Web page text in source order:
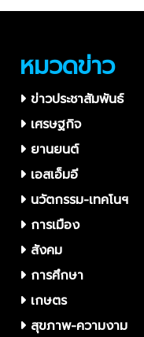
หมวดข่าว
ข่าวประชาสัมพันธ์
เศรษฐกิจ
ยานยนต์
เอสเอ็มอี
นวัตกรรม-เทคโนฯ
การเมือง
สังคม
การศึกษา
เกษตร
สุขภาพ-ความงาม